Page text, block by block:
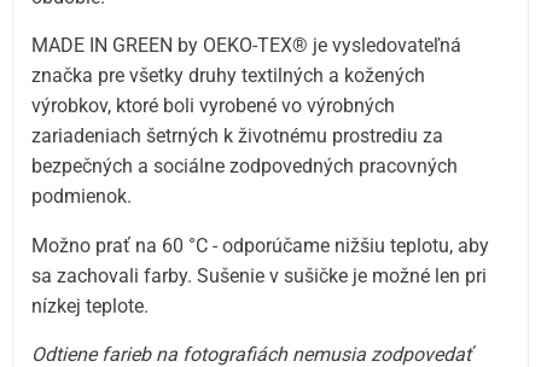
MADE IN GREEN by OEKO-TEX® je vysledovateľná
značka pre všetky druhy textilných a kožených
výrobkov, ktoré boli vyrobené vo výrobných
zariadeniach šetrných k životnému prostrediu za
bezpečných a sociálne zodpovedných pracovných
podmienok.
Možno prať na 60 °C - odporúčame nižšiu teplotu, aby
sa zachovali farby. Sušenie v sušičke je možné len pri
nízkej teplote.
Odtiene farieb na fotografiách nemusia zodpovedať